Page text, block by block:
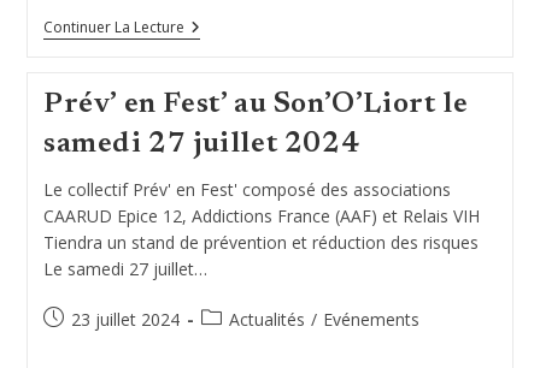
Continuer La LectureFestival
Queeralité
Affrique
Prév’ en Fest’ au Son’O’Liort le
samedi 27 juillet 2024
Le collectif Prév' en Fest' composé des associations
CAARUD Epice 12, Addictions France (AAF) et Relais VIH
Tiendra un stand de prévention et réduction des risques
Le samedi 27 juillet…
Publication
23 juillet 2024
PostActualités / Evénements